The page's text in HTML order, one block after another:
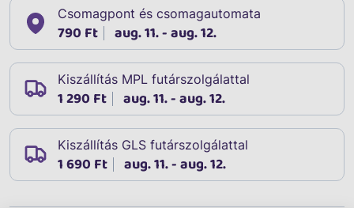
Csomagpont és csomagautomata
790 Ft aug. 11. - aug. 12.
Kiszállítás MPL futárszolgálattal
1 290 Ft aug. 11. - aug. 12.
Kiszállítás GLS futárszolgálattal
1 690 Ft aug. 11. - aug. 12.